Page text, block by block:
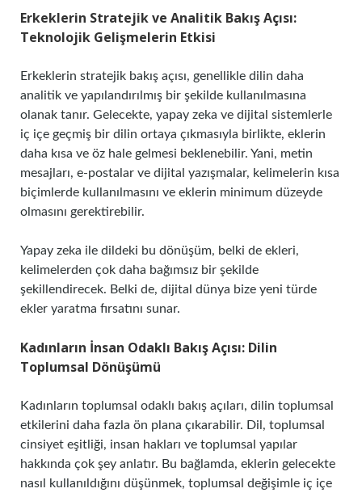
Erkeklerin Stratejik ve Analitik Bakış Açısı:
Teknolojik Gelişmelerin Etkisi
Erkeklerin stratejik bakış açısı, genellikle dilin daha
analitik ve yapılandırılmış bir şekilde kullanılmasına
olanak tanır. Gelecekte, yapay zeka ve dijital sistemlerle
iç içe geçmiş bir dilin ortaya çıkmasıyla birlikte, eklerin
daha kısa ve öz hale gelmesi beklenebilir. Yani, metin
mesajları, e-postalar ve dijital yazışmalar, kelimelerin kısa
biçimlerde kullanılmasını ve eklerin minimum düzeyde
olmasını gerektirebilir.
Yapay zeka ile dildeki bu dönüşüm, belki de ekleri,
kelimelerden çok daha bağımsız bir şekilde
şekillendirecek. Belki de, dijital dünya bize yeni türde
ekler yaratma fırsatını sunar.
Kadınların İnsan Odaklı Bakış Açısı: Dilin
Toplumsal Dönüşümü
Kadınların toplumsal odaklı bakış açıları, dilin toplumsal
etkilerini daha fazla ön plana çıkarabilir. Dil, toplumsal
cinsiyet eşitliği, insan hakları ve toplumsal yapılar
hakkında çok şey anlatır. Bu bağlamda, eklerin gelecekte
nasıl kullanıldığını düşünmek, toplumsal değişimle iç içe